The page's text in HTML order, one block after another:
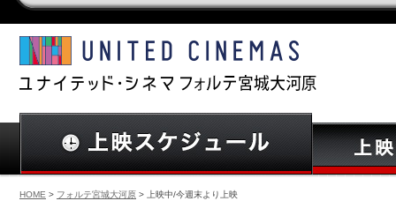
HOME > フォルテ宮城大河原 > 上映中/今週末より上映